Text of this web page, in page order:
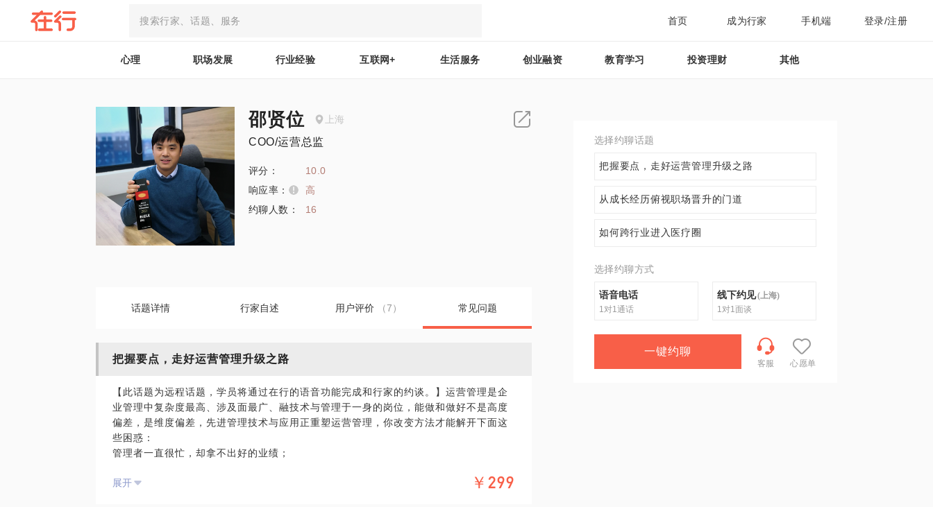
首页 成为行家 手机端 登录/注册
心理 职场发展 行业经验 互联网+ 生活服务 创业融资 教育学习 投资理财 其他
邵贤位 上海
COO/运营总监
评分：
10.0
响应率：
高
约聊人数：
16
话题详情 行家自述 用户评价 （7） 常见问题
把握要点，走好运营管理升级之路
【此话题为远程话题，学员将通过在行的语音功能完成和行家的约谈。】运营管理是企
业管理中复杂度最高、涉及面最广、融技术与管理于一身的岗位，能做和做好不是高度
偏差，是维度偏差，先进管理技术与应用正重塑运营管理，你改变方法才能解开下面这
些困惑：
管理者一直很忙，却拿不出好的业绩；
公司很乱，不知如何理清头绪，带领公司上一台阶；
展开 ￥299
选择约聊话题
把握要点，走好运营管理升级之路
从成长经历俯视职场晋升的门道
如何跨行业进入医疗圈
选择约聊方式
语音电话
1对1通话
线下约见(上海)
1对1面谈
一键约聊
客服 心愿单